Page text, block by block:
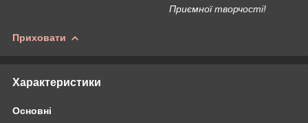
Приємної творчості!
Приховати
Характеристики
Основні